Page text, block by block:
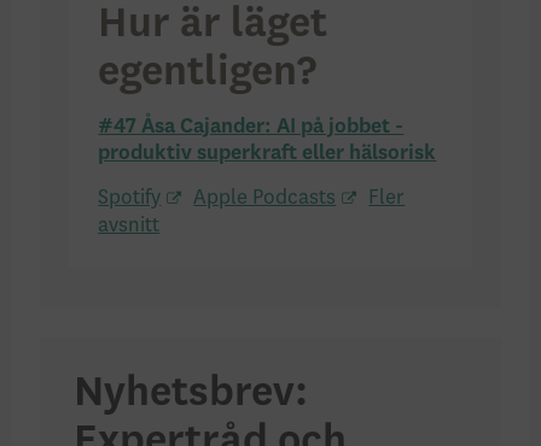
Hur är läget
egentligen?
#47 Åsa Cajander: AI på jobbet -
produktiv superkraft eller hälsorisk
Spotify Apple Podcasts
Fler
avsnitt
Nyhetsbrev: